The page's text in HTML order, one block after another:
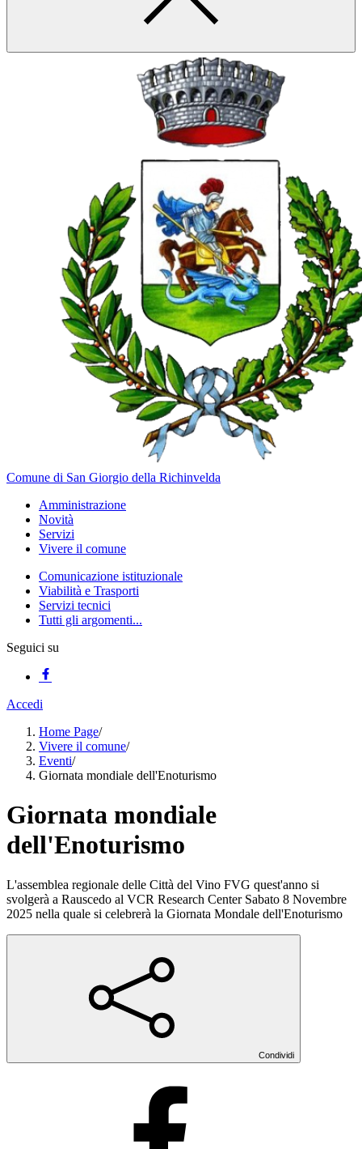
Comune di San Giorgio della Richinvelda
Amministrazione
Novità
Servizi
Vivere il comune
Comunicazione istituzionale
Viabilità e Trasporti
Servizi tecnici
Tutti gli argomenti...
Seguici su
Accedi
Home Page/
Vivere il comune/
Eventi/
Giornata mondiale dell'Enoturismo
Giornata mondiale
dell'Enoturismo
L'assemblea regionale delle Città del Vino FVG quest'anno si
svolgerà a Rauscedo al VCR Research Center Sabato 8 Novembre
2025 nella quale si celebrerà la Giornata Mondale dell'Enoturismo
Condividi